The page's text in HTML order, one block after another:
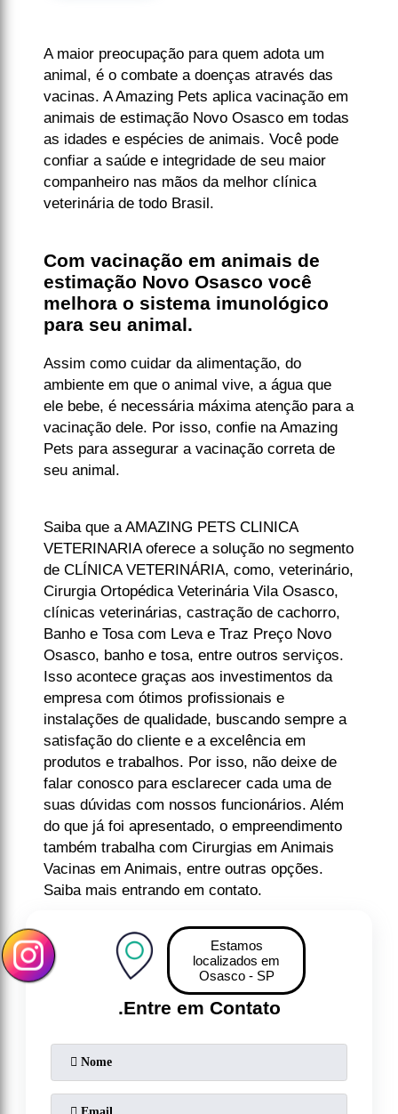
A maior preocupação para quem adota um
animal, é o combate a doenças através das
vacinas. A Amazing Pets aplica vacinação em
animais de estimação Novo Osasco em todas
as idades e espécies de animais. Você pode
confiar a saúde e integridade de seu maior
companheiro nas mãos da melhor clínica
veterinária de todo Brasil.
Com vacinação em animais de
estimação Novo Osasco você
melhora o sistema imunológico
para seu animal.
Assim como cuidar da alimentação, do
ambiente em que o animal vive, a água que
ele bebe, é necessária máxima atenção para a
vacinação dele. Por isso, confie na Amazing
Pets para assegurar a vacinação correta de
seu animal.
Saiba que a AMAZING PETS CLINICA
VETERINARIA oferece a solução no segmento
de CLÍNICA VETERINÁRIA, como, veterinário,
Cirurgia Ortopédica Veterinária Vila Osasco,
clínicas veterinárias, castração de cachorro,
Banho e Tosa com Leva e Traz Preço Novo
Osasco, banho e tosa, entre outros serviços.
Isso acontece graças aos investimentos da
empresa com ótimos profissionais e
instalações de qualidade, buscando sempre a
satisfação do cliente e a excelência em
produtos e trabalhos. Por isso, não deixe de
falar conosco para esclarecer cada uma de
suas dúvidas com nossos funcionários. Além
do que já foi apresentado, o empreendimento
também trabalha com Cirurgias em Animais
Vacinas em Animais, entre outras opções.
Saiba mais entrando em contato.
.Entre em Contato
Estamos
localizados em
Osasco - SP